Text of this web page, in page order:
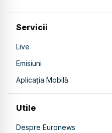
Servicii
Live
Emisiuni
Aplicația Mobilă
Utile
Despre Euronews